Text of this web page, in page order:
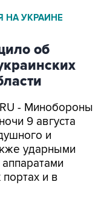
НА УКРАИНЕ
об
- Минобороны
9 августа
и
ударными
и в